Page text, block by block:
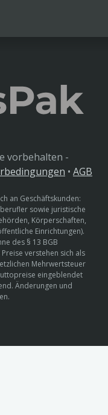
vorbehalten -
• AGB
an Geschäftskunden:
sowie juristische
Körperschaften,
Einrichtungen).
des § 13 BGB
verstehen sich als
Mehrwertsteuer
eingeblendet
Änderungen und